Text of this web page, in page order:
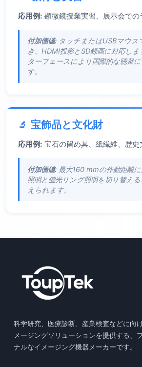
応用例: 顕微鏡授業実習、展示会で
付加価値: タッチまたはUSBマウス
き、HDMI投影とSD録画に対応し
ターフェースにより国際的な聴衆
す。
宝飾品と文化財
応用例: 宝石の留め具、紙繊維、歴史
付加価値: 最大160 mmの作動距離
照明と偏光リング照明を切り替え
えられます。
科学研究、医療診断、産業検査などに向
メージングソリューションを提供する、
ナルなイメージング機器メーカーです。